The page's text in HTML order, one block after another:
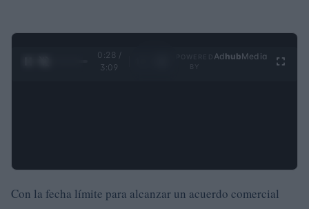
0:29 /
3:09
Ad hubMedia
Con la fecha límite para alcanzar un acuerdo comercial